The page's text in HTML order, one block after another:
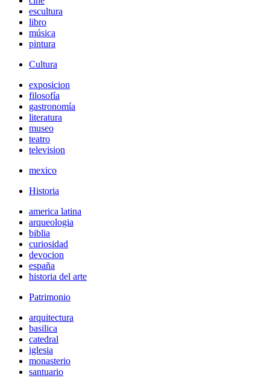
escultura
libro
música
pintura
Cultura
exposicion
filosofía
gastronomía
literatura
museo
teatro
television
mexico
Historia
america latina
arqueologia
biblia
curiosidad
devocion
españa
historia del arte
Patrimonio
arquitectura
basilica
catedral
iglesia
monasterio
santuario